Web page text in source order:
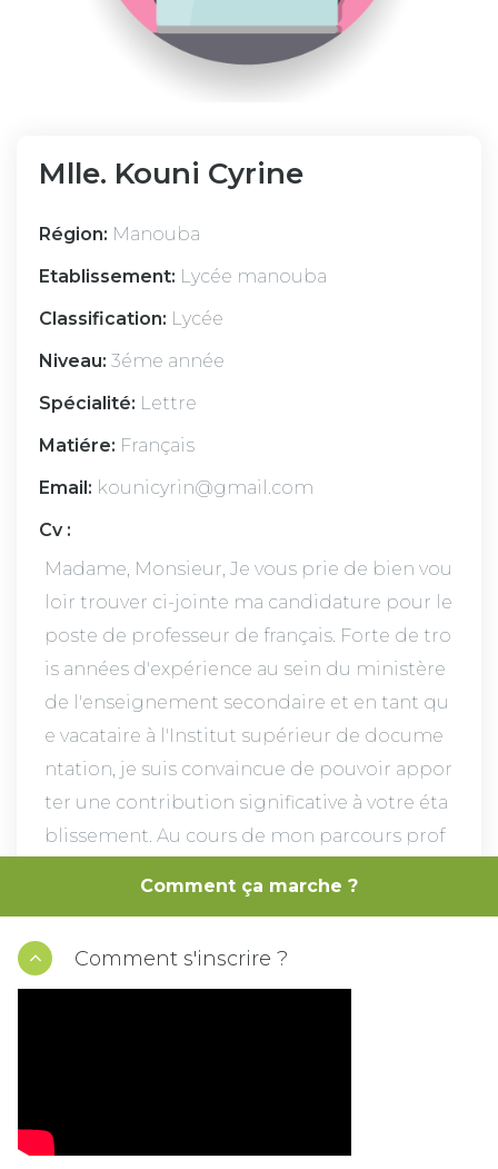
Mlle. Kouni Cyrine
Région: Manouba
Etablissement: Lycée manouba
Classification: Lycée
Niveau: 3éme année
Spécialité: Lettre
Matiére: Français
Email: kounicyrin@gmail.com
Cv :
Madame, Monsieur, Je vous prie de bien vou
loir trouver ci-jointe ma candidature pour le
poste de professeur de français. Forte de tro
is années d'expérience au sein du ministère
de l'enseignement secondaire et en tant qu
e vacataire à l'Institut supérieur de docume
ntation, je suis convaincue de pouvoir appor
ter une contribution significative à votre éta
blissement. Au cours de mon parcours prof
e français langue seconde et langue étrangè
Comment ça marche ?
Comment s'inscrire ?